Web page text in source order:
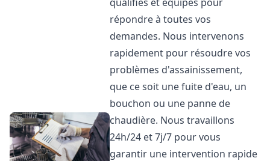
répondre à toutes vos
demandes. Nous intervenons
rapidement pour résoudre vos
problèmes d'assainissement,
que ce soit une fuite d'eau, un
bouchon ou une panne de
chaudière. Nous travaillons
24h/24 et 7j/7 pour vous
garantir une intervention rapide